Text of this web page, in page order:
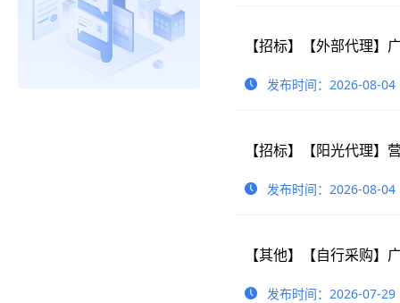
发布时间：2026-08-04
【招标】【阳光代理】
发布时间：2026-08-04
发布时间：2026-07-29